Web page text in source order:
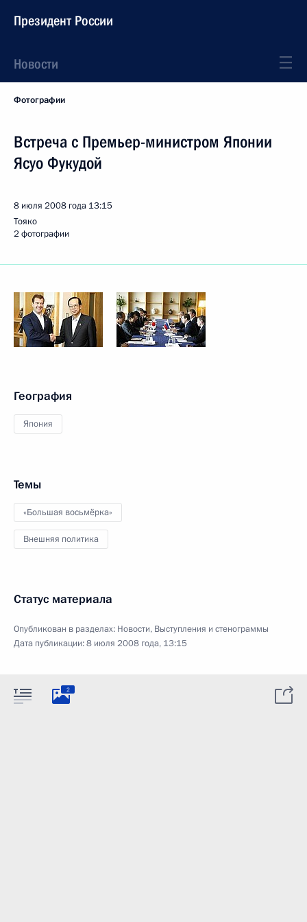
Президент России
Новости
Фотографии
Встреча с Премьер-министром Японии
Ясуо Фукудой
8 июля 2008 года 13:15
Тояко
2 фотографии
География
Япония
Темы
«Большая восьмёрка»
Внешняя политика
Статус материала
Опубликован в разделах: Новости, Выступления и стенограммы
Дата публикации:8 июля 2008 года, 13:15
2